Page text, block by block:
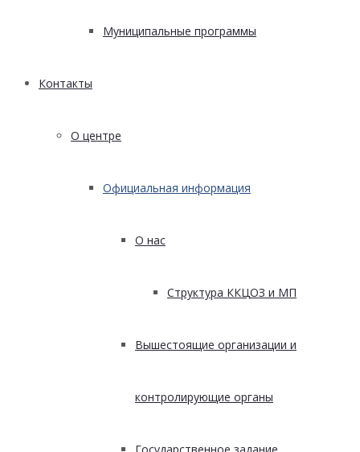
Муниципальные программы
Контакты
О центре
Официальная информация
О нас
Структура ККЦОЗ и МП
Вышестоящие организации и
контролирующие органы